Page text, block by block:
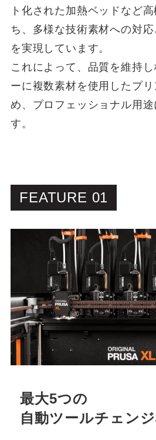
ト化された加熱ベッドなど
ち、多様な技術素材への対
を実現しています。
これによって、品質を維持
ーに複数素材を使用したプ
め、プロフェッショナル用
す。
FEATURE 01
最大5つの
自動ツールチェン